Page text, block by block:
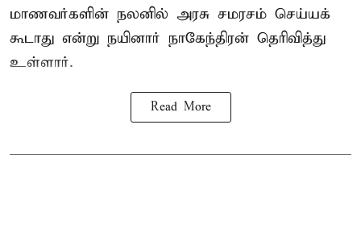
மாணவர்களின் நலனில் அரசு சமரசம் செய்யக்
கூடாது என்று நயினார் நாகேந்திரன் தெரிவித்து
உள்ளார்.
Read More